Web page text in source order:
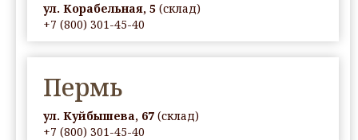
ул. Корабельная, 5 (склад)
+7 (800) 301-45-40
Пермь
ул. Куйбышева, 67 (склад)
+7 (800) 301-45-40